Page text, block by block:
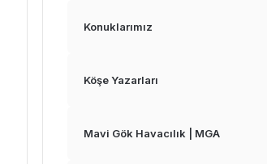
Konuklarımız
Köşe Yazarları
Mavi Gök Havacılık | MGA